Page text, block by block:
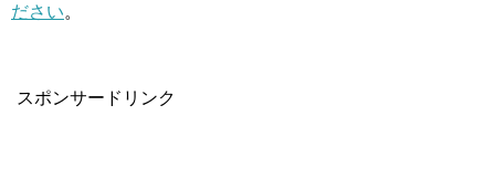
ださい。
スポンサードリンク